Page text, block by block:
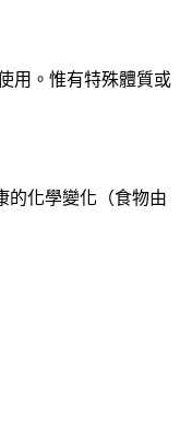
用。惟有特殊體質或
的化學變化（食物由